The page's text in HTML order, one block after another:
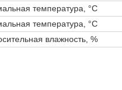
температура, °C
температура, °C
влажность, %